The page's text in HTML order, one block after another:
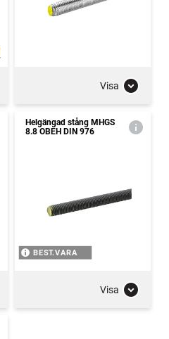
Visa
Helgängad stång MHGS
8.8 OBEH DIN 976
BEST.VARA
Visa